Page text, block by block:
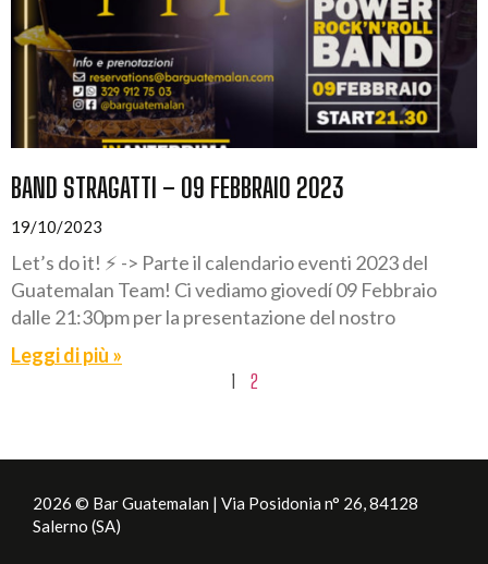
BAND STRAGATTI – 09 FEBBRAIO 2023
19/10/2023
Let’s do it! ⚡️ -> Parte il calendario eventi 2023 del
Guatemalan Team! Ci vediamo giovedí 09 Febbraio
dalle 21:30pm per la presentazione del nostro
Leggi di più »
1
2
2026 © Bar Guatemalan | Via Posidonia n° 26, 84128
Salerno (SA)